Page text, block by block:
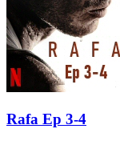
Rafa Ep 3-4